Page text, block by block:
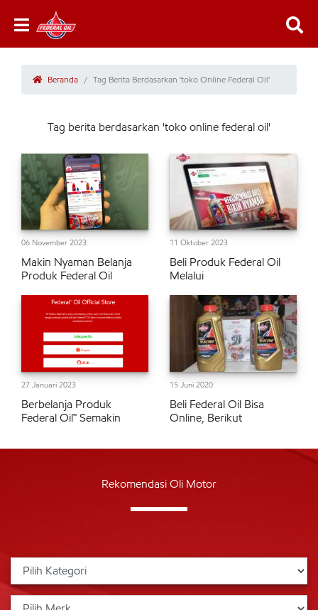
Beranda Tag Berita Berdasarkan 'toko Online Federal Oil'
Tag berita berdasarkan 'toko online federal oil'
06 November 2023
Makin Nyaman Belanja
Produk Federal Oil
11 Oktober 2023
Beli Produk Federal Oil
Melalui
27 Januari 2023
Berbelanja Produk
Federal Oil™ Semakin
15 Juni 2020
Beli Federal Oil Bisa
Online, Berikut
Rekomendasi Oli Motor